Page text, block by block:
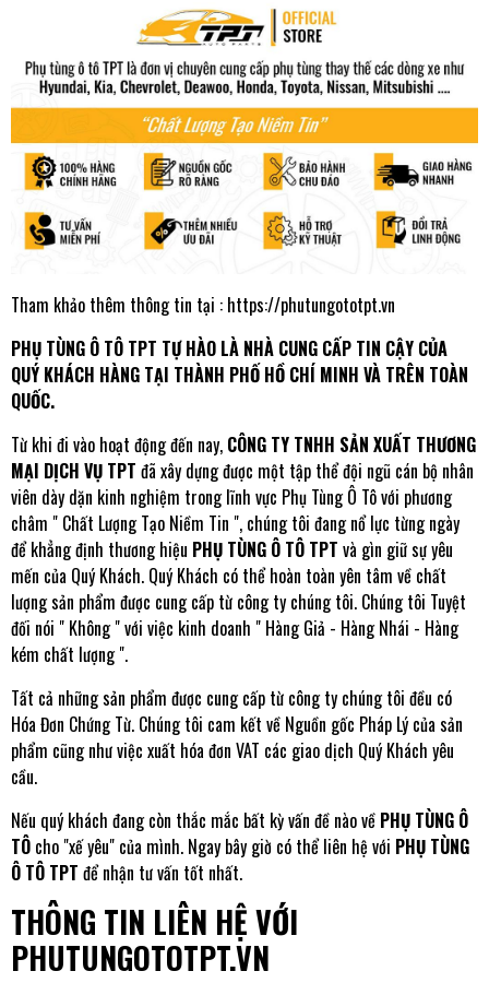
Tham khảo thêm thông tin tại : https://phutungototpt.vn
PHỤ TÙNG Ô TÔ TPT TỰ HÀO LÀ NHÀ CUNG CẤP TIN CẬY CỦA
QUÝ KHÁCH HÀNG TẠI THÀNH PHỐ HỒ CHÍ MINH VÀ TRÊN TOÀN
QUỐC.
Từ khi đi vào hoạt động đến nay, CÔNG TY TNHH SẢN XUẤT THƯƠNG
MẠI DỊCH VỤ TPT đã xây dựng được một tập thể đội ngũ cán bộ nhân
viên dày dặn kinh nghiệm trong lĩnh vực Phụ Tùng Ô Tôvới phương
châm " Chất Lượng Tạo Niềm Tin ", chúng tôi đang nổ lực từng ngày
để khẳng định thương hiệu PHỤ TÙNG Ô TÔ TPT và gìn giữ sự yêu
mến của Quý Khách. Quý Khách có thể hoàn toàn yên tâm về chất
lượng sản phẩm được cung cấp từ công ty chúng tôi. Chúng tôi Tuyệt
đối nói " Không " với việc kinh doanh " Hàng Giả - Hàng Nhái - Hàng
kém chất lượng ".
Tất cả những sản phẩm được cung cấp từ công ty chúng tôi đều có
Hóa Đơn Chứng Từ. Chúng tôi cam kết về Nguồn gốc Pháp Lý của sản
phẩm cũng như việc xuất hóa đơn VAT các giao dịch Quý Khách yêu
cầu.
Nếu quý khách đang còn thắc mắc bất kỳ vấn đề nào về PHỤ TÙNG Ô
TÔ cho "xế yêu" của mình. Ngay bây giờ có thể liên hệ với PHỤ TÙNG
Ô TÔ TPT để nhận tư vấn tốt nhất.
THÔNG TIN LIÊN HỆ VỚI
PHUTUNGOTOTPT.VN